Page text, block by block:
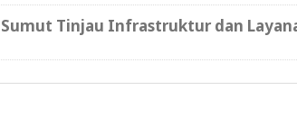
Tinjau Infrastruktur dan